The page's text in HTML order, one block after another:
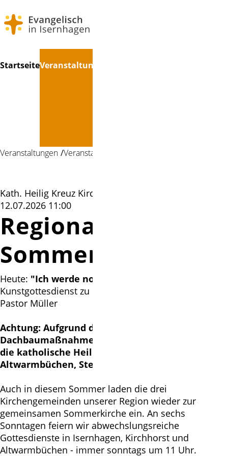
überspringen
StartseiteVeranstaltungen
Veranstaltungen Veranstaltung
Kath. Heilig Kreuz Kirche Altwarmbüchen |
12.07.2026 11:00
Regionale
Sommerkirche
Heute: "Ich werde noch was ..." - Wird schon
Kunstgottesdienst zu Paula Modersohn-Becker mit
Pastor Müller
Achtung: Aufgrund der laufenden
Dachbaumaßnahmen wird dieser Gottesdienst in
die katholische Heilig-Kreuz-Kirche
Altwarmbüchen, Stettiner Str. verlegt!
Auch in diesem Sommer laden die drei
Kirchengemeinden unserer Region wieder zur
gemeinsamen Sommerkirche ein. An sechs
Sonntagen feiern wir abwechslungsreiche
Gottesdienste in Isernhagen, Kirchhorst und
Altwarmbüchen - immer sonntags um 11 Uhr.